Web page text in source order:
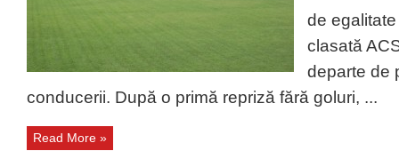
de
clasată
departe de
conducerii. După o primă repriză fără goluri, ...
Read More »